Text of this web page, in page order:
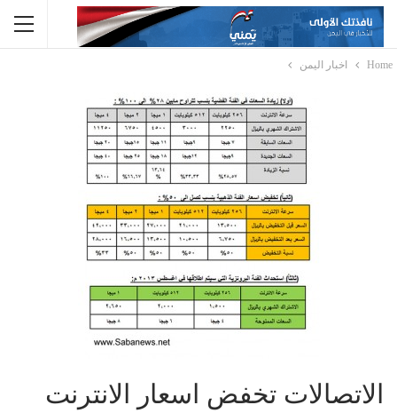
Home اخبار اليمن
الاتصالات تخفض اسعار الانترنت